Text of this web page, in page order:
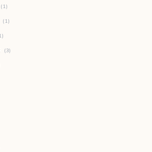
(1)
(1)
(3)